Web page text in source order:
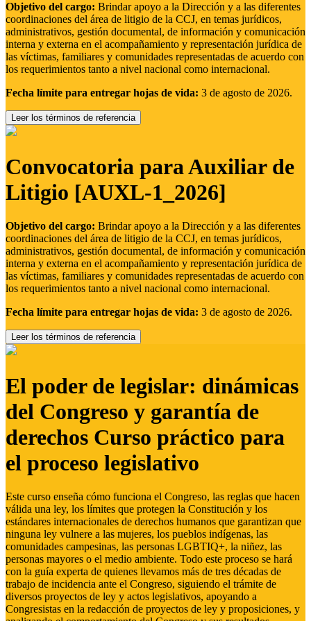
Objetivo del cargo: Brindar apoyo a la Dirección y a las diferentes
coordinaciones del área de litigio de la CCJ, en temas jurídicos,
administrativos, gestión documental, de información y comunicación
interna y externa en el acompañamiento y representación jurídica de
las víctimas, familiares y comunidades representadas de acuerdo con
los requerimientos tanto a nivel nacional como internacional.
Fecha límite para entregar hojas de vida: 3 de agosto de 2026.
Leer los términos de referencia
Convocatoria para Auxiliar de
Litigio [AUXL-1_2026]
Objetivo del cargo: Brindar apoyo a la Dirección y a las diferentes
coordinaciones del área de litigio de la CCJ, en temas jurídicos,
administrativos, gestión documental, de información y comunicación
interna y externa en el acompañamiento y representación jurídica de
las víctimas, familiares y comunidades representadas de acuerdo con
los requerimientos tanto a nivel nacional como internacional.
Fecha límite para entregar hojas de vida: 3 de agosto de 2026.
Leer los términos de referencia
El poder de legislar: dinámicas
del Congreso y garantía de
derechos Curso práctico para
el proceso legislativo
Este curso enseña cómo funciona el Congreso, las reglas que hacen
válida una ley, los límites que protegen la Constitución y los
estándares internacionales de derechos humanos que garantizan que
ninguna ley vulnere a las mujeres, los pueblos indígenas, las
comunidades campesinas, las personas LGBTIQ+, la niñez, las
personas mayores o el medio ambiente. Todo este proceso se hará
con la guía experta de quienes llevamos más de tres décadas de
trabajo de incidencia ante el Congreso, siguiendo el trámite de
diversos proyectos de ley y actos legislativos, apoyando a
Congresistas en la redacción de proyectos de ley y proposiciones, y